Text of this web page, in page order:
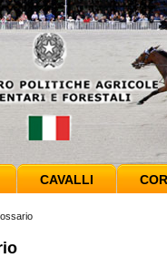
CAVALLI